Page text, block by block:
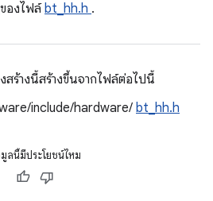
ของไฟล์bt_hh.h .
สร้างนี้สร้างขึ้นจากไฟล์ต่อไปนี้
include/hardware/ bt_hh.h
ลนี้มีประโยชน์ไหม